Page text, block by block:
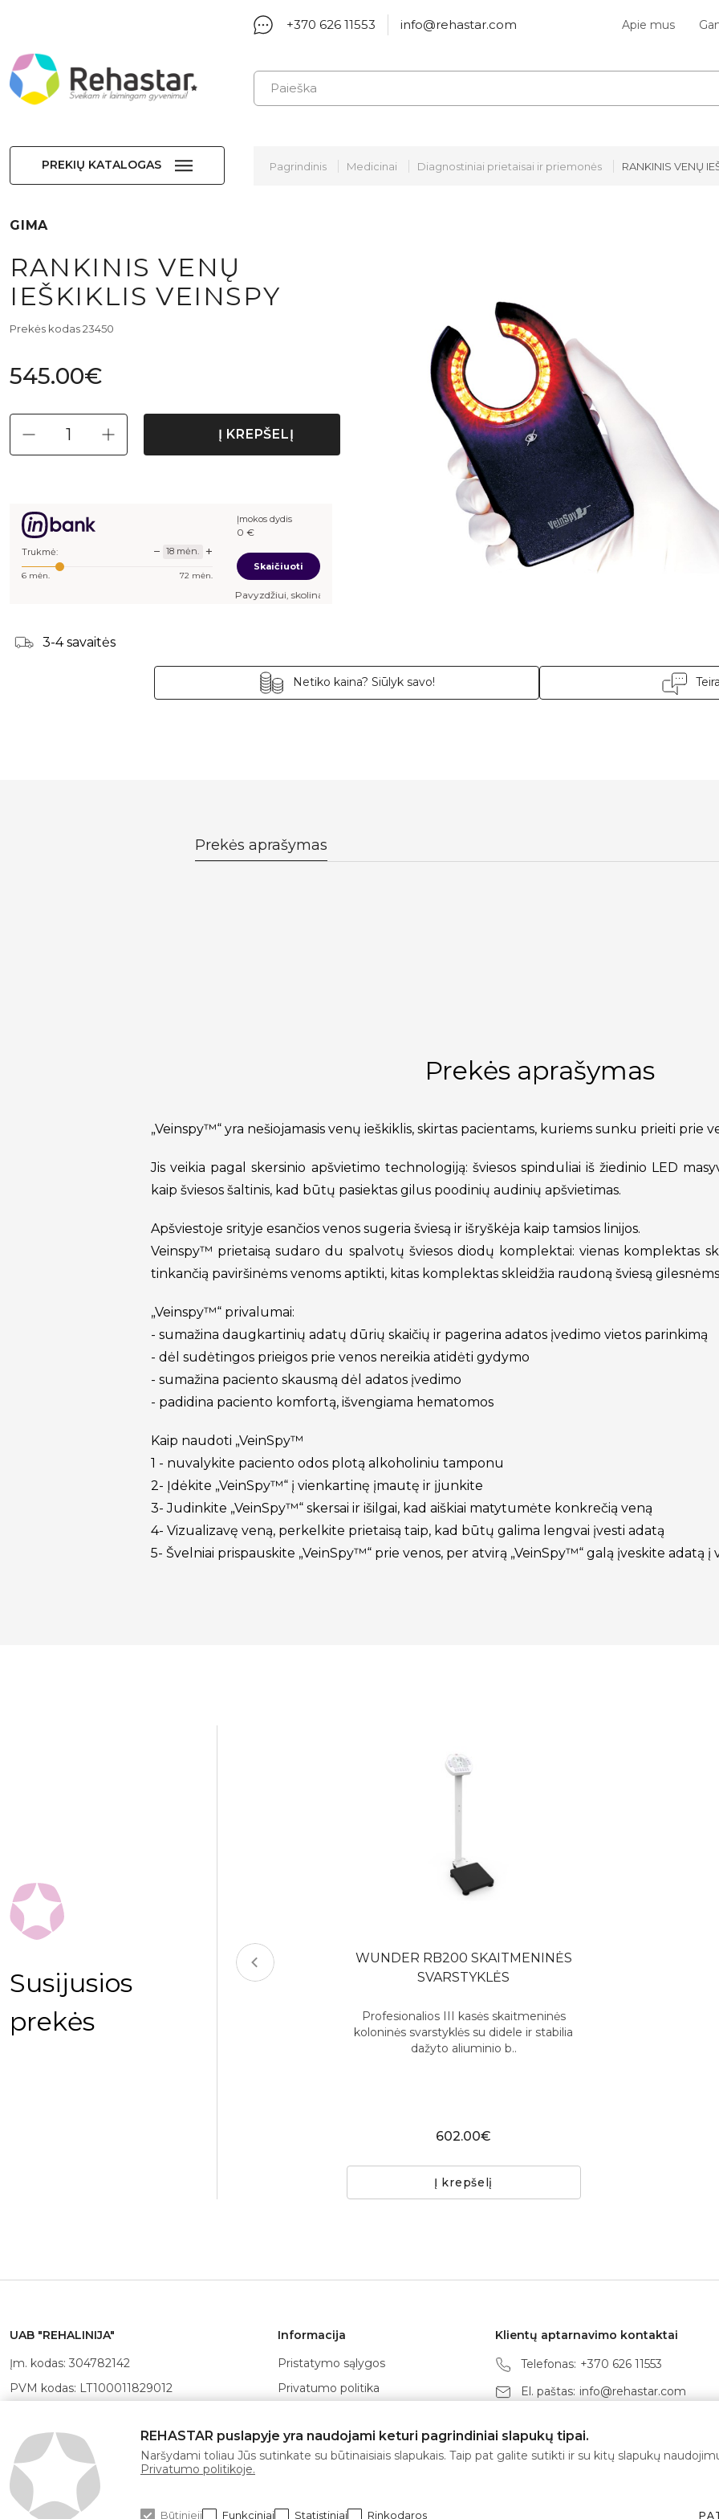
+370 626 11553 info@rehastar.com Apie mus
PREKIŲ KATALOGAS Pagrindinis Medicinai Diagnostiniai prietaisai ir priemonės RANKINIS VENŲ
GIMA
RANKINIS VENŲ
IEŠKIKLIS VEINSPY
Prekės kodas 23450
545.00€
Į KREPŠELĮ
Trukmė: − 18 mėn. +
6 mėn. 72 mėn.
Įmokos dydis
36,62
Skaičiuoti
Pavyzdžiui, skolinantis545,00€, kai sutartis sudaroma
3-4 savaitės
Netiko kaina? Siūlyk savo!
Prekės aprašymas
Prekės aprašymas
„Veinspy™“ yra nešiojamasis venų ieškiklis, skirtas pacientams, kuriems sunku prieiti prie
Jis veikia pagal skersinio apšvietimo technologiją: šviesos spinduliai iš žiedinio LED
kaip šviesos šaltinis, kad būtų pasiektas gilus poodinių audinių apšvietimas.
Apšviestoje srityje esančios venos sugeria šviesą ir išryškėja kaip tamsios linijos.
Veinspy™ prietaisą sudaro du spalvotų šviesos diodų komplektai: vienas komplektas
tinkančią paviršinėms venoms aptikti, kitas komplektas skleidžia raudoną šviesą
„Veinspy™“ privalumai:
- sumažina daugkartinių adatų dūrių skaičių ir pagerina adatos įvedimo vietos parinkimą
- dėl sudėtingos prieigos prie venos nereikia atidėti gydymo
- sumažina paciento skausmą dėl adatos įvedimo
- padidina paciento komfortą, išvengiama hematomos
Kaip naudoti „VeinSpy™
1 - nuvalykite paciento odos plotą alkoholiniu tamponu
2- Įdėkite „VeinSpy™“ į vienkartinę įmautę ir įjunkite
3- Judinkite „VeinSpy™“ skersai ir išilgai, kad aiškiai matytumėte konkrečią veną
4- Vizualizavę veną, perkelkite prietaisą taip, kad būtų galima lengvai įvesti adatą
5- Švelniai prispauskite „VeinSpy™“ prie venos, per atvirą „VeinSpy™“ galą įveskite adatą į
Susijusios
prekės
ŠLAPIMO ANALIZATORIUS
SU "BLUETOOTH
WUNDER RB200 SKAITMENINĖS
SVARSTYKLĖS
Profesionalios III kasės skaitmeninės
koloninės svarstyklės su didele ir stabilia
dažyto aliuminio b..
602.00€
Į krepšelį
UAB "REHALINIJA"
Įm. kodas: 304782142
PVM kodas: LT100011829012
Sąskaitos nr.: LT147300010167515312,
Swedbank, AB
Banko
kodas: 73000, SWIFT: HABALT22
Informacija
Pristatymo sąlygos
Privatumo politika
Grąžinimo sąlygos
Kompensavimo tvarka
POLA kortelė
Klientų aptarnavimo kontaktai
Telefonas: +370 626 11553
El. paštas: info@rehastar.com
REHASTAR puslapyje yra naudojami keturi pagrindiniai slapukų tipai.
Naršydami toliau Jūs sutinkate su būtinaisiais slapukais. Taip pat galite sutikti ir su kitų slapukų
Privatumo politikoje.
Būtinieji Funkciniai Statistiniai Rinkodaros